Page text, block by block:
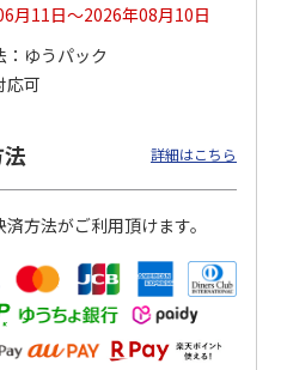
ーティング切
（11）
円
4.6（7）
11,000円
月11日～2026年08月10日
ゆうパック
応可
詳細はこちら
方法がご利用頂けます。